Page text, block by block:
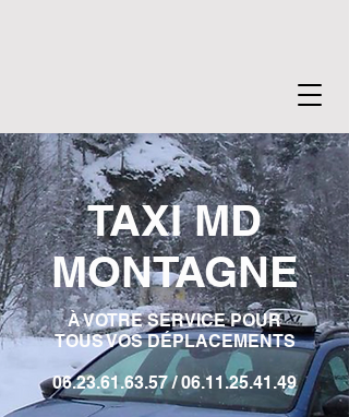
TAXI MD
MONTAGNE
À VOTRE SERVICE POUR
TOUS VOS DÉPLACEMENTS
06.23.61.63.57/06.11.25.41.49